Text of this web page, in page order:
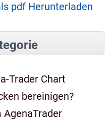
pdf Herunterladen
Trader Chart
bereinigen?